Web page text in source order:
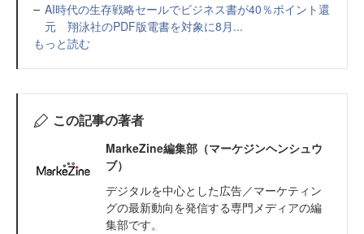
AI時代の生存戦略セールでビジネス書が40％ポイント還
元 翔泳社のPDF版電書を対象に8月...
もっと読む
この記事の著者
MarkeZine編集部（マーケジンヘンシュウ
ブ）
デジタルを中心とした広告／マーケティン
グの最新動向を発信する専門メディアの編
集部です。